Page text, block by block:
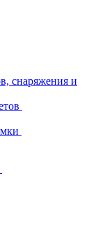
снаряжения и